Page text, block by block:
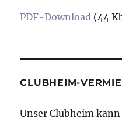
PDF-Download (44
CLUBHEIM-
Unser Clubheim